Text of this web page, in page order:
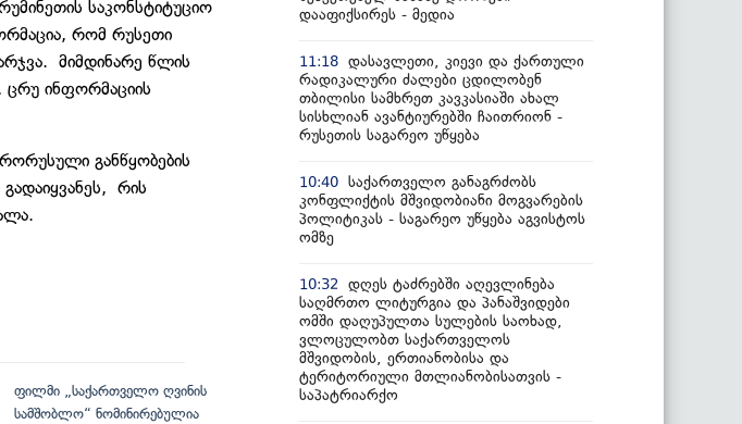
საკონსტიტუციო
რომ რუსეთი
მიმდინარე წლის
ინფორმაციის
განწყობების
რის
ფილმი „საქართველო ღვინის
სამშობლო“ ნომინირებულია
დააფიქსირეს - მედია
11:18 დასავლეთი, კიევი და ქართული
რადიკალური ძალები ცდილობენ
თბილისი სამხრეთ კავკასიაში ახალ
სისხლიან ავანტიურებში ჩაითრიონ -
რუსეთის საგარეო უწყება
10:40 საქართველო განაგრძობს
კონფლიქტის მშვიდობიანი მოგვარების
პოლიტიკას - საგარეო უწყება აგვისტოს
ომზე
10:32
დღეს ტაძრებში აღევლინება
საღმრთო ლიტურგია და პანაშვიდები
ომში დაღუპულთა სულების საოხად,
ვლოცულობთ საქართველოს
მშვიდობის, ერთიანობისა და
ტერიტორიული მთლიანობისათვის -
საპატრიარქო